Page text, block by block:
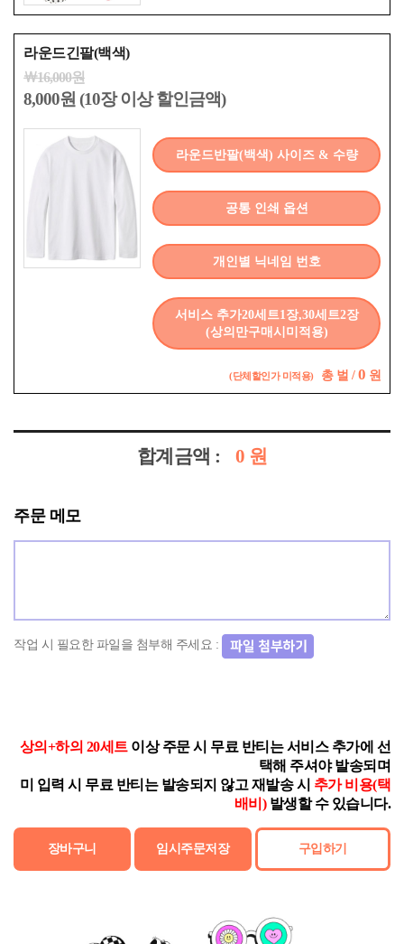
라운드긴팔(백색)
￦16,000원
8,000원 (10장 이상 할인금액)
라운드반팔(백색) 사이즈 & 수량
공통 인쇄 옵션
개인별 닉네임 번호
서비스 추가20세트1장,30세트2장
(상의만구매시미적용)
(단체할인가 미적용) 총 벌 / 0 원
합계금액 : 0 원
주문 메모
작업 시 필요한 파일을 첨부해 주세요 :
상의+하의 20세트이상 주문 시 무료 반티는 서비스 추가에 선
택해 주셔야 발송되며
미 입력 시 무료 반티는 발송되지 않고 재발송 시 추가 비용(택
배비)발생할 수 있습니다.
장바구니 임시주문저장 구입하기